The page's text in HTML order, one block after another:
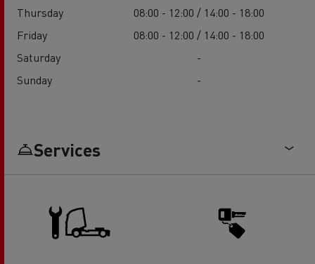
Thursday
08:00 - 12:00 / 14:00 - 18:00
Friday
08:00 - 12:00 / 14:00 - 18:00
Saturday
-
Sunday
-
Services